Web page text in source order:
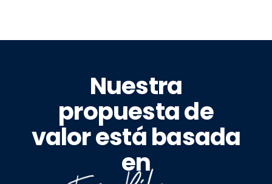
Nuestra
propuesta de
valor está basada
en